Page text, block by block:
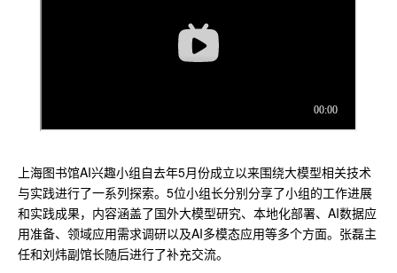
上海图书馆AI兴趣小组自去年5月份成立以来围绕大模型相关技术
与实践进行了一系列探索。5位小组长分别分享了小组的工作进展
和实践成果，内容涵盖了国外大模型研究、本地化部署、AI数据应
用准备、领域应用需求调研以及AI多模态应用等多个方面。张磊主
任和刘炜副馆长随后进行了补充交流。